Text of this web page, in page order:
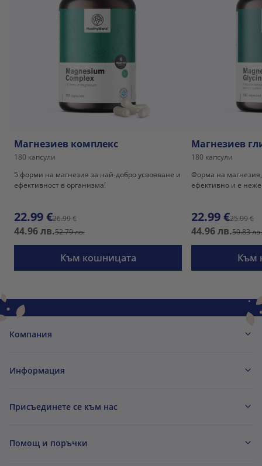
Магнезиев комплекс
180 капсули
5 форми на магнезия за най-добро усвояване и
ефективност в организма!
22.99 €26.99 €
44.96 лв.52.79 лв.
Към кошницата
Магнезиев
180 капсули
Форма на
ефективно и е
22.99 €25.99 €
44.96 лв.50.83 лв.
Към
Компания
Информация
Присъединете се към нас
Помощ и поръчки